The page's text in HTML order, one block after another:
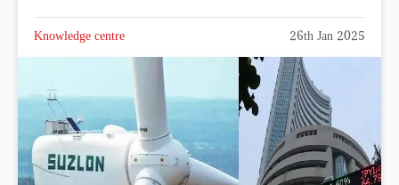
Knowledge centre 26th Jan 2025